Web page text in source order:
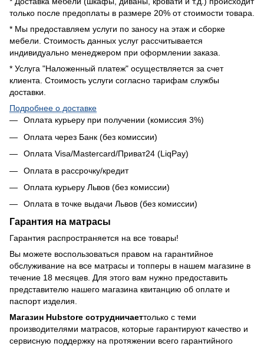
только после предоплаты в размере 20% от стоимости товара.
* Мы предоставляем услуги по заносу на этаж и сборке
мебели. Стоимость данных услуг рассчитывается
индивидуально менеджером при оформлении заказа.
* Услуга "Наложенный платеж" осуществляется за счет
клиента. Стоимость услуги согласно тарифам службы
доставки.
Подробнее о доставке
Оплата курьеру при получении (комиссия 3%)
Оплата через Банк (без комиссии)
Оплата Visa/Mastercard/Приват24 (LiqPay)
Оплата в рассрочку/кредит
Оплата курьеру Львов (без комиссии)
Оплата в точке выдачи Львов (без комиссии)
Гарантия на матрасы
Гарантия распространяется на все товары!
Вы можете воспользоваться правом на гарантийное
обслуживание на все матрасы и топперы в нашем магазине в
течение 18 месяцев. Для этого вам нужно предоставить
представителю нашего магазина квитанцию об оплате и
паспорт изделия.
Магазин Hubstore сотрудничаеттолько с теми
производителями матрасов, которые гарантируют качество и
сервисную поддержку на протяжении всего гарантийного